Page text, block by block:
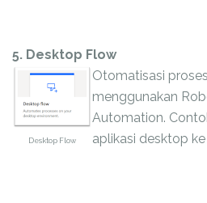
5. Desktop Flow
Desktop Flow
Otomatisasi
menggunakan
Automation.
aplikasi desktop ke